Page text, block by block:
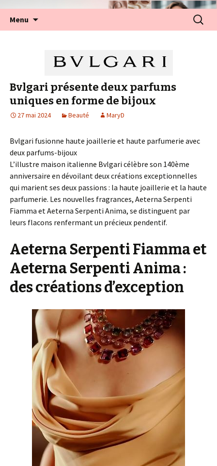
Menu
Bvlgari présente deux parfums
uniques en forme de bijoux
27 mai 2024 Beauté MaryD
Bvlgari fusionne haute joaillerie et haute parfumerie avec
deux parfums-bijoux
L’illustre maison italienne Bvlgari célèbre son 140ème
anniversaire en dévoilant deux créations exceptionnelles
qui marient ses deux passions : la haute joaillerie et la haute
parfumerie. Les nouvelles fragrances, Aeterna Serpenti
Fiamma et Aeterna Serpenti Anima, se distinguent par
leurs flacons renfermant un précieux pendentif.
Aeterna Serpenti Fiamma et
Aeterna Serpenti Anima :
des créations d’exception